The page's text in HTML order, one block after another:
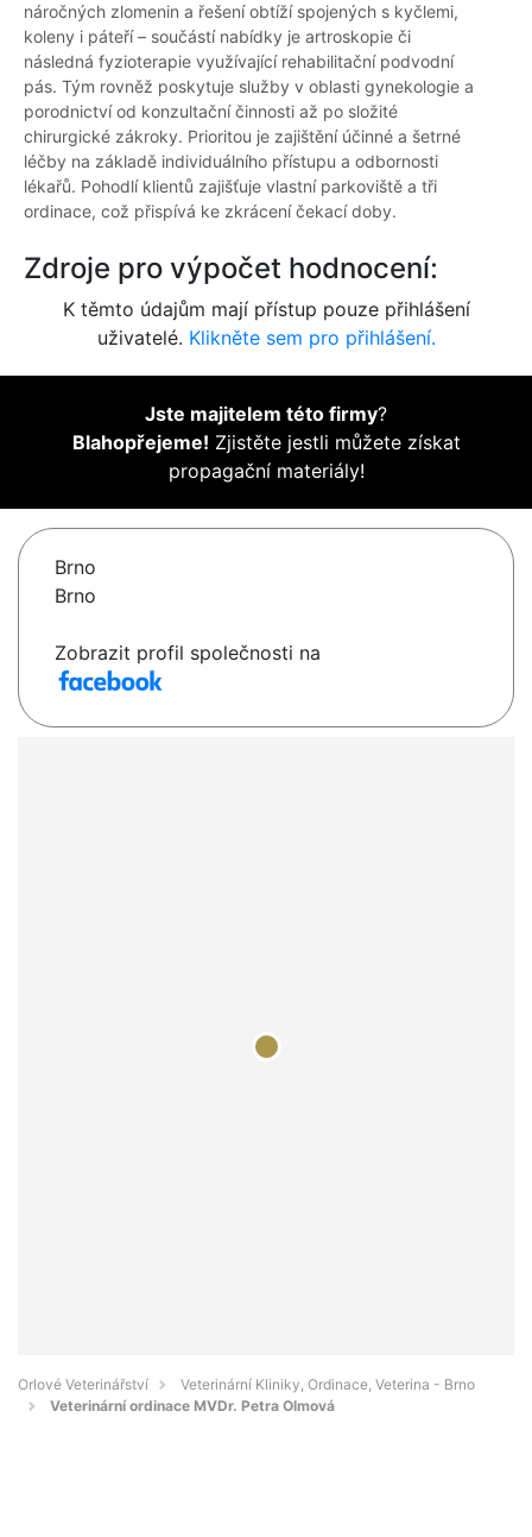
náročných zlomenin a řešení obtíží spojených s kyčlemi,
koleny i páteří – součástí nabídky je artroskopie či
následná fyzioterapie využívající rehabilitační podvodní
pás. Tým rovněž poskytuje služby v oblasti gynekologie a
porodnictví od konzultační činnosti až po složité
chirurgické zákroky. Prioritou je zajištění účinné a šetrné
léčby na základě individuálního přístupu a odbornosti
lékařů. Pohodlí klientů zajišťuje vlastní parkoviště a tři
ordinace, což přispívá ke zkrácení čekací doby.
Zdroje pro výpočet hodnocení:
K těmto údajům mají přístup pouze přihlášení
uživatelé. Klikněte sem pro přihlášení.
Jste majitelem této firmy?
Blahopřejeme! Zjistěte jestli můžete získat
propagační materiály!
Brno
Brno
Zobrazit profil společnosti na
Orlové Veterinářství
Veterinární Kliniky, Ordinace, Veterina - Brno
Veterinární ordinace MVDr. Petra Olmová